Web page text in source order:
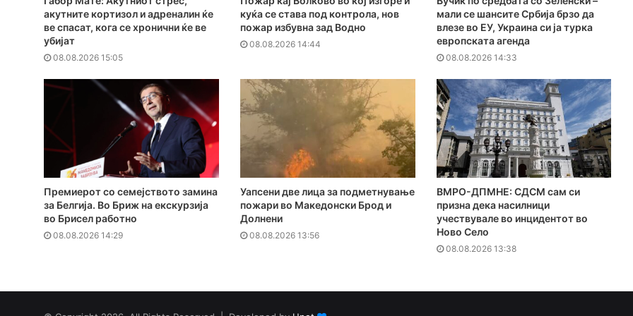
акутните кортизол и адреналин ќе
ве спасат, кога се хронични ќе ве
убијат
08.08.2026 15:05
куќа се става под контрола, нов
пожар избувна зад Водно
08.08.2026 14:44
мали се шансите Србија брзо да
влезе во ЕУ, Украина си ја турка
европската агенда
08.08.2026 14:33
Премиерот со семејството замина
за Белгија. Во Бриж на екскурзија
во Брисел работно
08.08.2026 14:29
Уапсени две лица за подметнување
пожари во Македонски Брод и
Долнени
08.08.2026 13:56
ВМРО-ДПМНЕ: СДСМ сам си
призна дека насилници
учествувале во инцидентот во
Ново Село
08.08.2026 13:38